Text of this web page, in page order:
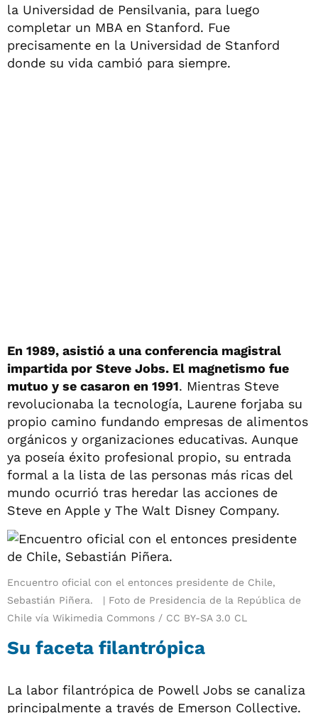
la Universidad de Pensilvania, para luego
completar un MBA en Stanford. Fue
precisamente en la Universidad de Stanford
donde su vida cambió para siempre.
En 1989, asistió a una conferencia magistral
impartida por Steve Jobs. El magnetismo fue
mutuo y se casaron en 1991. Mientras Steve
revolucionaba la tecnología, Laurene forjaba su
propio camino fundando empresas de alimentos
orgánicos y organizaciones educativas. Aunque
ya poseía éxito profesional propio, su entrada
formal a la lista de las personas más ricas del
mundo ocurrió tras heredar las acciones de
Steve en Apple y The Walt Disney Company.
Encuentro oficial con el entonces presidente de Chile,
Sebastián Piñera.
Foto de Presidencia de la República de
Chile vía Wikimedia Commons / CC BY-SA 3.0 CL
Su faceta filantrópica
La labor filantrópica de Powell Jobs se canaliza
principalmente a través de Emerson Collective.